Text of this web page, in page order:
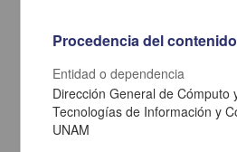
Mathematica: Unidad 5. Estructura de la
Luminosos. Modelo de Thomson
Fernández Flores, Rafael - Dirección
Tecnologías de Información y
Procedencia del contenido
Entidad o dependencia
Dirección General de Cómputo
Tecnologías de Información y
UNAM